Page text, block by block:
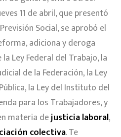
11 de abril, que presentó
Social, se aprobó el
adiciona y deroga
Ley Federal del Trabajo, la
de la Federación, la Ley
la Ley del Instituto del
para los Trabajadores, y
materia dejusticia laboral,
colectiva. Te